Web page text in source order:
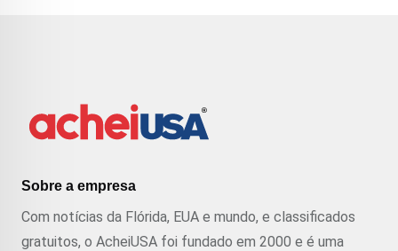
Sobre a empresa
Com notícias da Flórida, EUA e mundo, e classificados
gratuitos, o AcheiUSA foi fundado em 2000 e é uma